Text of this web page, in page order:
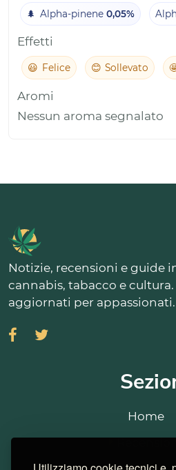
🌲 Alpha-pinene 0,05%
Effetti
😃 Felice 😊 Sollevato
Aromi
Nessun aroma segnalato
Notizie, recensioni e guide
cannabis, tabacco e
aggiornati per appassionati.
Home